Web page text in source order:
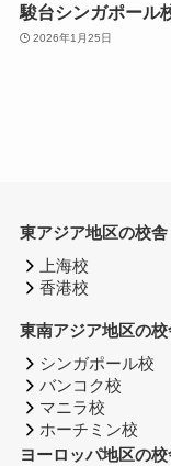
駿台シンガポール
2026年1月25日
東アジア地区の校舎
上海校
香港校
東南アジア地区の校
シンガポール校
バンコク校
マニラ校
ホーチミン校
ヨーロッパ地区の校